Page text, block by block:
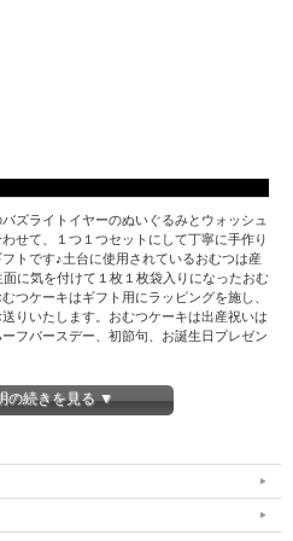
ズライトイヤーのぬいぐるみとウォッシュ
せて、１つ１つセットにして丁寧に手作り
トです♪土台に使用されているおむつは産
に気を付けて１枚１枚袋入りになったおむ
つケーキはギフト用にラッピングを施し、
りいたします。おむつケーキは出産祝いは
フバースデー、初節句、お誕生日プレゼン
お祝い先へ直送しますと、サプライズギフ
の続きを見る ▼